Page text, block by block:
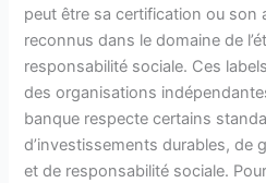
peut être sa certification ou son
reconnus dans le domaine de
responsabilité sociale. Ces
des organisations
banque respecte certains
d’investissements durables, de
et de responsabilité sociale.